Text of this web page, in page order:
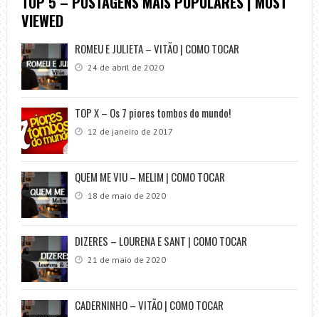
VIEWED
ROMEU E JULIETA – VITÃO | COMO TOCAR
24 de abril de 2020
TOP X – Os 7 piores tombos do mundo!
12 de janeiro de 2017
QUEM ME VIU – MELIM | COMO TOCAR
18 de maio de 2020
DIZERES – LOURENA E SANT | COMO TOCAR
21 de maio de 2020
CADERNINHO – VITÃO | COMO TOCAR